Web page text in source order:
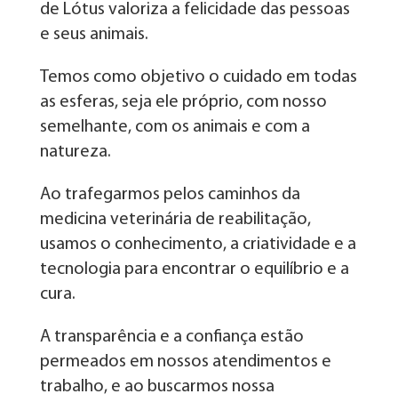
de Lótus valoriza a felicidade das pessoas
e seus animais.
Temos como objetivo o cuidado em todas
as esferas, seja ele próprio, com nosso
semelhante, com os animais e com a
natureza.
Ao trafegarmos pelos caminhos da
medicina veterinária de reabilitação,
usamos o conhecimento, a criatividade e a
tecnologia para encontrar o equilíbrio e a
cura.
A transparência e a confiança estão
permeados em nossos atendimentos e
trabalho, e ao buscarmos nossa